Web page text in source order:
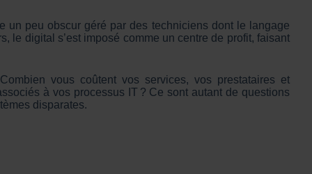
un peu obscur géré par des techniciens dont le langage
le digital s’est imposé comme un centre de profit, faisant
vous coûtent vos services, vos prestataires et
à vos processus IT ? Ce sont autant de questions
disparates.